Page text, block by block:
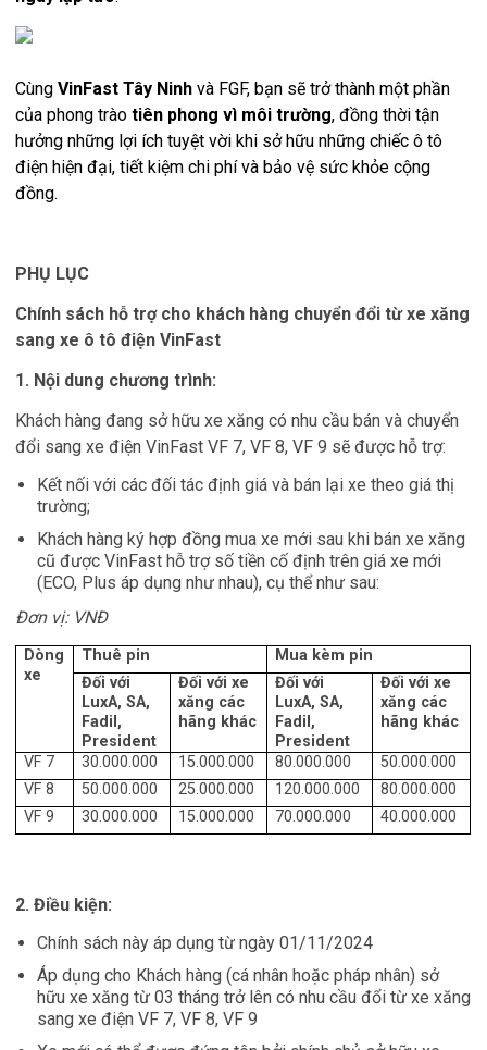
CùngVinFast Tây Ninh và FGF, bạn sẽ trở thành một phần
của phong tràotiên phong vì môi trường, đồng thời tận
hưởng những lợi ích tuyệt vời khi sở hữu những chiếc ô tô
điện hiện đại, tiết kiệm chi phí và bảo vệ sức khỏe cộng
đồng.
PHỤ LỤC
Chính sách hỗ trợ cho khách hàng chuyển đổi từ xe xăng
sang xe ô tô điện VinFast
1. Nội dung chương trình:
Khách hàng đang sở hữu xe xăng có nhu cầu bán và chuyển
đổi sang xe điện VinFast VF 7, VF 8, VF 9 sẽ được hỗ trợ:
Kết nối với các đối tác định giá và bán lại xe theo giá thị
trường;
Khách hàng ký hợp đồng mua xe mới sau khi bán xe xăng
cũ được VinFast hỗ trợ số tiền cố định trên giá xe mới
(ECO, Plus áp dụng như nhau), cụ thể như sau:
Đơn vị: VNĐ
Dòng
xe
Thuê pin
Mua kèm pin
Đối với
LuxA, SA,
Fadil,
President
Đối với xe
xăng các
hãng khác
Đối với
LuxA, SA,
Fadil,
President
Đối với xe
xăng các
hãng khác
VF 7 30.000.000 15.000.000 80.000.000
50.000.000
VF 8
50.000.000 25.000.000 120.000.000
80.000.000
VF 9
30.000.000 15.000.000 70.000.000 40.000.000
2. Điều kiện:
Chính sách này áp dụng từ ngày 01/11/2024
Áp dụng cho Khách hàng (cá nhân hoặc pháp nhân) sở
hữu xe xăng từ 03 tháng trở lên có nhu cầu đổi từ xe xăng
sang xe điện VF 7, VF 8, VF 9